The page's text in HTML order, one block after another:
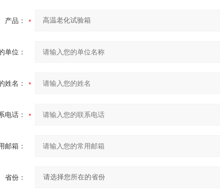
产品：
单位：
姓名：
电话：
邮箱：
省份：